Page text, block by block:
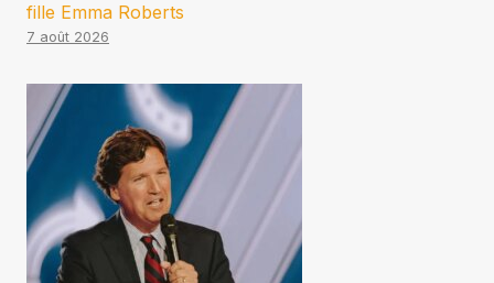
fille Emma Roberts
7 août 2026